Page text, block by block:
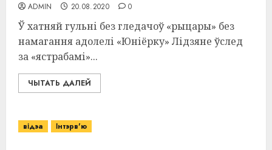
ADMIN 20.08.2020 0
Ў хатняй гульні без гледачоў «рыцары» без
намагання адолелі «Юніёрку» Лідзяне ўслед
за «ястрабамі»...
ЧЫТАТЬ ДАЛЕЙ
відэа Інтэрв'ю